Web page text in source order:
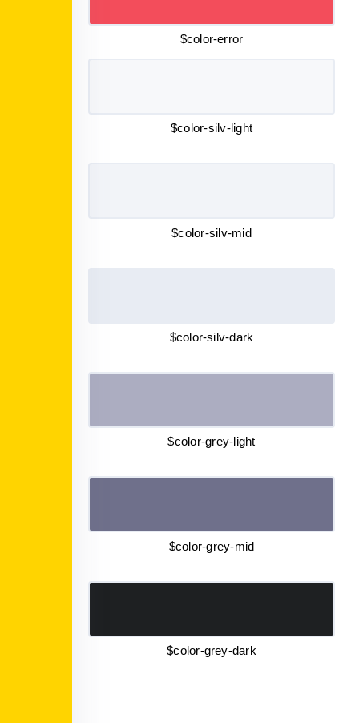
$color-error
$color-silv-light
$color-silv-mid
$color-silv-dark
$color-grey-light
$color-grey-mid
$color-grey-dark